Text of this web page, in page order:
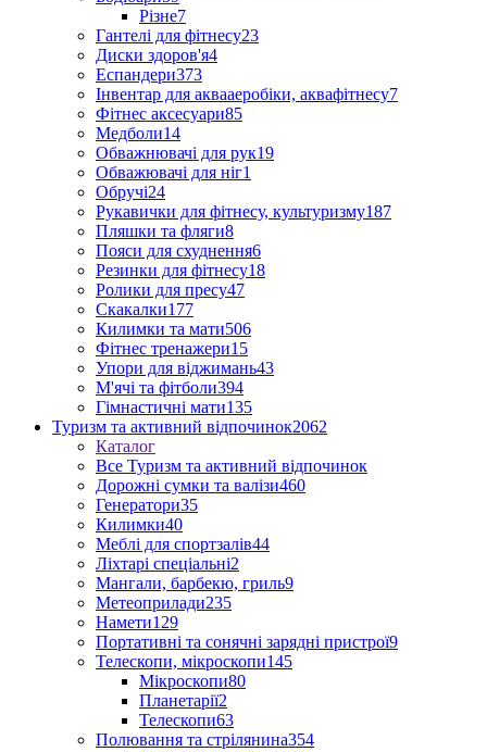
Різне7
Гантелі для фітнесу23
Диски здоров'я4
Еспандери373
Інвентар для аквааеробіки, аквафітнесу7
Фітнес аксесуари85
Медболи14
Обважнювачі для рук19
Обважювачі для ніг1
Обручі24
Рукавички для фітнесу, культуризму187
Пляшки та фляги8
Пояси для схуднення6
Резинки для фітнесу18
Ролики для пресу47
Скакалки177
Килимки та мати506
Фітнес тренажери15
Упори для віджимань43
М'ячі та фітболи394
Гімнастичні мати135
Туризм та активний відпочинок2062
Каталог
Все Туризм та активний відпочинок
Дорожні сумки та валізи460
Генератори35
Килимки40
Меблі для спортзалів44
Ліхтарі спеціальні2
Мангали, барбекю, гриль9
Метеоприлади235
Намети129
Портативні та сонячні зарядні пристрої9
Телескопи, мікроскопи145
Мікроскопи80
Планетарії2
Телескопи63
Полювання та стрілянина354